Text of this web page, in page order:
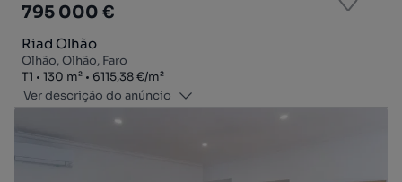
795 000 €
Riad Olhão
Olhão, Olhão, Faro
Tipologia
T1
Zona130 m²
Preço por metro quadrado
6115,38 €/m²
Ver descrição do anúncio